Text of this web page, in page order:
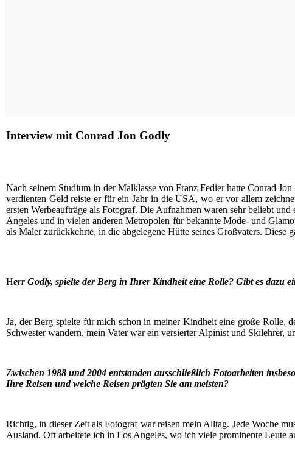
Interview mit Conrad Jon Godly
Nach sei­nem Stu­di­um in der Mal­klas­se von Franz Fedier hat­te Con­rad
ver­dien­ten Geld reis­te er für ein Jahr in die USA, wo er vor allem
ers­ten Wer­be­auf­trä­ge als Foto­graf. Die Auf­nah­men waren sehr beliebt
Ange­les und in vie­len ande­ren Metro­po­len für bekann­te Mode- und
als Maler zurück­kehr­te, in die abge­le­ge­ne Hüt­te sei­nes Groß­va­ters. Die­se
Herr God­ly, spiel­te der Berg in Ihrer Kind­heit eine Rol­le? Gibt es dazu
Ja, der Berg spiel­te für mich schon in mei­ner Kind­heit eine gro­ße
Schwes­ter wan­dern, mein Vater war ein ver­sier­ter Alpi­nist und Ski­leh­rer,
Zwischen 1988 und 2004 ent­stan­den aus­schließ­lich Foto­ar­bei­ten
Ihre Rei­sen und wel­che Rei­sen präg­ten Sie am meisten?
Rich­tig, in die­ser Zeit als Foto­graf war rei­sen mein All­tag. Jede Woche
Aus­land. Oft arbei­te­te ich in Los Ange­les, wo ich vie­le pro­mi­nen­te Leu­te